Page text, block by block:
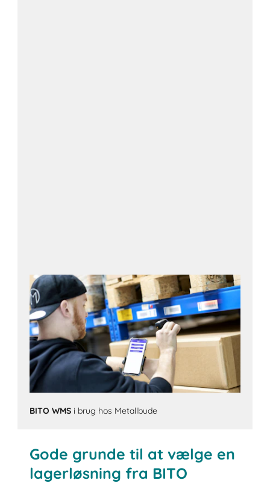
BITO WMS i brug hos Metallbude
Kontakt os
Gode grunde til at vælge en
lagerløsning fra BITO